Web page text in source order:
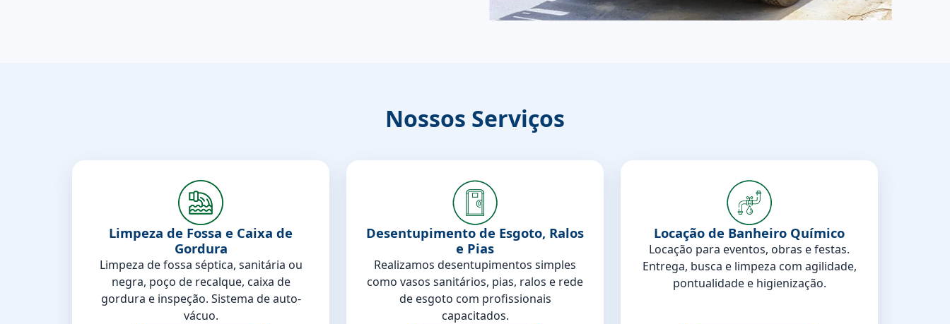
Nossos Serviços
Limpeza de Fossa e Caixa de
Gordura
Limpeza de fossa séptica, sanitária ou
negra, poço de recalque, caixa de
gordura e inspeção. Sistema de auto-
vácuo.
Desentupimento de Esgoto, Ralos
e Pias
Realizamos desentupimentos simples
como vasos sanitários, pias, ralos e rede
de esgoto com profissionais
capacitados.
Locação de Banheiro Químico
Locação para eventos, obras e festas.
Entrega, busca e limpeza com agilidade,
pontualidade e higienização.